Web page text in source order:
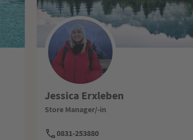
Jessica Erxleben
Store Manager/-in
0831-253880